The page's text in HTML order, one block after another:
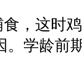
，这时
。学龄前